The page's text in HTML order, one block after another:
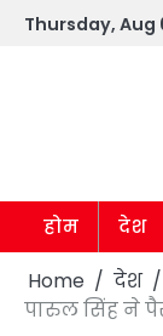
SkipThursday, Aug
होम देश
Home
देश
पारुल सिंह ने